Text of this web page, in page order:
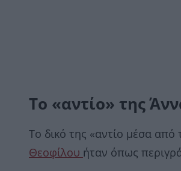
Το «αντίο» της
Το δικό της «αντίο μέσα
Θεοφίλου ήταν όπως